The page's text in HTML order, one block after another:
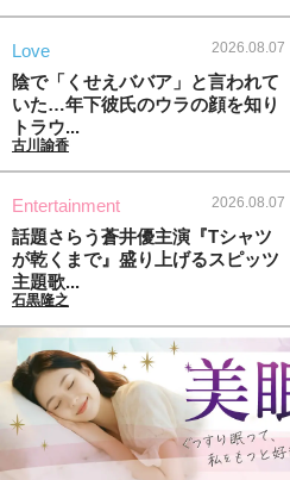
Love 2026.08.07
陰で「くせえババア」と言われて
いた…年下彼氏のウラの顔を知り
トラウ...
古川諭香
Entertainment 2026.08.07
話題さらう蒼井優主演『Tシャツ
が乾くまで』盛り上げるスピッツ
主題歌...
石黒隆之